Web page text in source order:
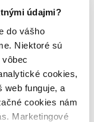
údajmi?
do vášho
Niektoré sú
cookies,
web funguje, a
cookies nám
Marketingové
OIKOYMENH(2018)
je takřka každé
jeho učení, a
vyvstává
tvar. I tam, kde
na rytmu a rýmu,
srážejí... Zobraziť